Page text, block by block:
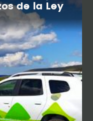
de la Ley